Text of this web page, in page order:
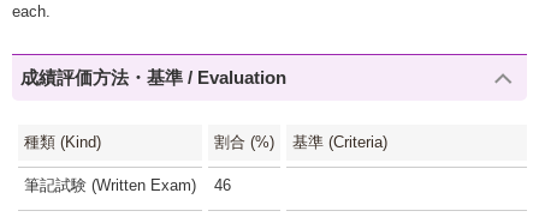
each.
成績評価方法・基準 / Evaluation
種類 (Kind) 割合 (%) 基準 (Criteria)
筆記試験 (Written Exam) 46